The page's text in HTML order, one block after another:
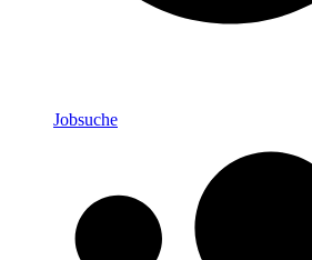
Jobsuche